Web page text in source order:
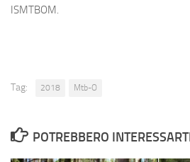
ISMTBOM.
Tag: 2018 Mtb-O
POTREBBERO